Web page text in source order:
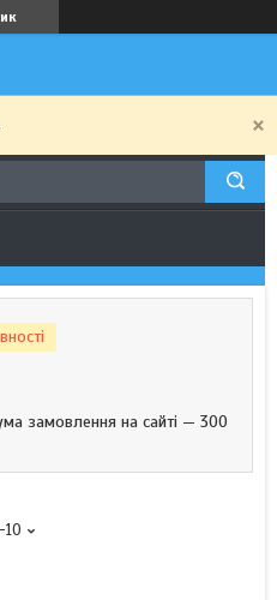
замовлення на сайті — 300